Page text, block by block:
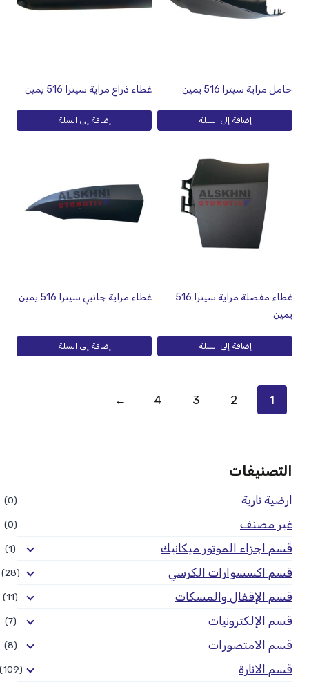
حامل مراية سيترا 516 يمين
إضافة إلى السلة
غطاء ذراع مراية سيترا 516 يمين
إضافة إلى السلة
غطاء مفصلة مراية سيترا 516
يمين
إضافة إلى السلة
غطاء مراية جانبي سيترا 516 يمين
إضافة إلى السلة
1
2
3
4
←
التصنيفات
ارضية نارية (0)
غير مصنف (0)
قسم اجزاء الموتور ميكانيك (1)
قسم اكسسوارات الكرسي (28)
قسم الإقفال والمسكات (11)
قسم الإلكترونيات (7)
قسم الامتصورات (8)
قسم الانارة (109)